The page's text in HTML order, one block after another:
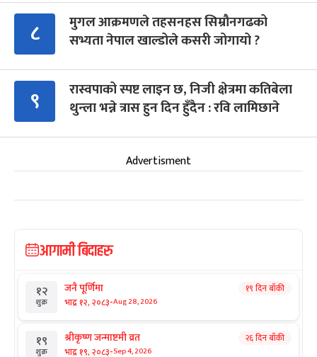
८
मुगल आक्रमणले तहसनहस सिम्रौनगढको
सभ्यता नेपाल खाल्डोले कसरी जोगायो ?
९
रास्वपाको स्पष्ट लाइन छ, निजी क्षेत्रमा कतिबेला
थुन्ला भन्ने त्रास हुन दिन हुँदैन : रवि लामिछाने
Advertisment
आगामी बिदाहरु
१२
शुक्र
जनै पूर्णिमा
भाद्र १२, २०८३-Aug 28, 2026
१९ दिन बाँकी
१९
शुक्र
श्रीकृष्ण जन्माष्टमी व्रत
भाद्र १९, २०८३-Sep 4, 2026
२६ दिन बाँकी